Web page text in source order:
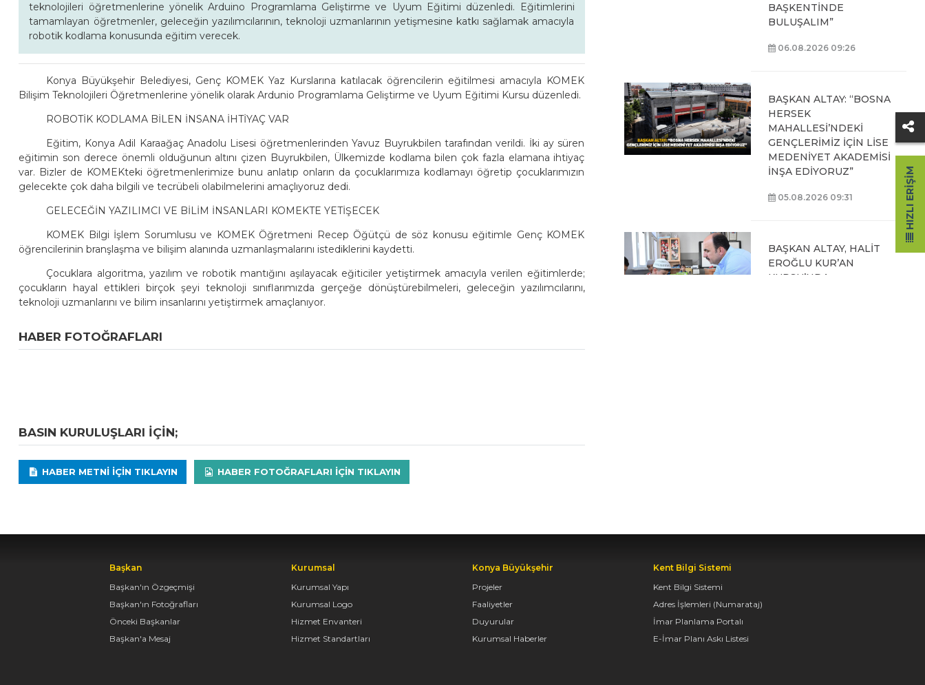
teknolojileri öğretmenlerine yönelik Arduino Programlama Geliştirme ve Uyum Eğitimi düzenledi. Eğitimlerini
tamamlayan öğretmenler, geleceğin yazılımcılarının, teknoloji uzmanlarının yetişmesine katkı sağlamak amacıyla
robotik kodlama konusunda eğitim verecek.
Konya Büyükşehir Belediyesi, Genç KOMEK Yaz Kurslarına katılacak öğrencilerin eğitilmesi amacıyla KOMEK
Bilişim Teknolojileri Öğretmenlerine yönelik olarak Ardunio Programlama Geliştirme ve Uyum Eğitimi Kursu düzenledi.
ROBOTİK KODLAMA BİLEN İNSANA İHTİYAÇ VAR
Eğitim, Konya Adil Karaağaç Anadolu Lisesi öğretmenlerinden Yavuz Buyrukbilen tarafından verildi. İki ay süren
eğitimin son derece önemli olduğunun altını çizen Buyrukbilen, Ülkemizde kodlama bilen çok fazla elamana ihtiyaç
var. Bizler de KOMEKteki öğretmenlerimize bunu anlatıp onların da çocuklarımıza kodlamayı öğretip çocuklarımızın
gelecekte çok daha bilgili ve tecrübeli olabilmelerini amaçlıyoruz dedi.
GELECEĞİN YAZILIMCI VE BİLİM İNSANLARI KOMEKTE YETİŞECEK
KOMEK Bilgi İşlem Sorumlusu ve KOMEK Öğretmeni Recep Öğütçü de söz konusu eğitimle Genç KOMEK
öğrencilerinin branşlaşma ve bilişim alanında uzmanlaşmalarını istediklerini kaydetti.
Çocuklara algoritma, yazılım ve robotik mantığını aşılayacak eğiticiler yetiştirmek amacıyla verilen eğitimlerde;
çocukların hayal ettikleri birçok şeyi teknoloji sınıflarımızda gerçeğe dönüştürebilmeleri, geleceğin yazılımcılarını,
teknoloji uzmanlarını ve bilim insanlarını yetiştirmek amaçlanıyor.
HABER FOTOĞRAFLARI
BASIN KURULUŞLARI IÇIN;
HABER METNI IÇIN TIKLAYIN HABER FOTOĞRAFLARI IÇIN TIKLAYIN
BAŞKENTİNDE
BULUŞALIM”
06.08.2026 09:26
BAŞKAN ALTAY: “BOSNA
HERSEK
MAHALLESİ’NDEKİ
GENÇLERİMİZ İÇİN LİSE
MEDENİYET AKADEMİSİ
İNŞA EDİYORUZ”
05.08.2026 09:31
BAŞKAN ALTAY, HALİT
EROĞLU KUR’AN
KURSU’NDA
EDECEK GENÇLERİMİZİ
Başkan
Başkan'ın Özgeçmişi
Başkan'ın Fotoğrafları
Önceki Başkanlar
Başkan'a Mesaj
Kurumsal
Kurumsal Yapı
Kurumsal Logo
Hizmet Envanteri
Hizmet Standartları
Konya Büyükşehir
Projeler
Faaliyetler
Duyurular
Kurumsal Haberler
Kent Bilgi Sistemi
Kent Bilgi Sistemi
Adres İşlemleri (Numarataj)
İmar Planlama Portalı
E-İmar Planı Askı Listesi
HIZLI ERIŞIM